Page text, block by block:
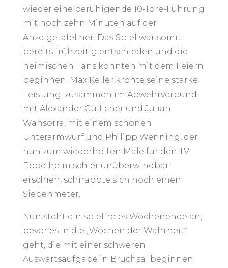
wieder eine beruhigende 10-Tore-Führung
mit noch zehn Minuten auf der
Anzeigetafel her. Das Spiel war somit
bereits frühzeitig entschieden und die
heimischen Fans konnten mit dem Feiern
beginnen. Max Keller krönte seine starke
Leistung, zusammen im Abwehrverbund
mit Alexander Güllicher und Julian
Wansorra, mit einem schönen
Unterarmwurf und Philipp Wenning, der
nun zum wiederholten Male für den TV
Eppelheim schier unüberwindbar
erschien, schnappte sich noch einen
Siebenmeter.
Nun steht ein spielfreies Wochenende an,
bevor es in die „Wochen der Wahrheit“
geht, die mit einer schweren
Auswärtsaufgabe in Bruchsal beginnen.